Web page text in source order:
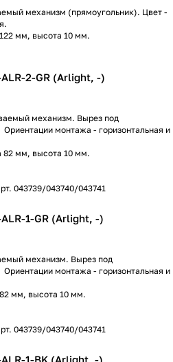
механизм (прямоугольник). Цвет -
мм, высота 10 мм.
2-GR (Arlight, -)
механизм. Вырез под
монтажа - горизонтальная и
82 мм, высота 10 мм.
043739/043740/043741
1-GR (Arlight, -)
механизм. Вырез под
монтажа - горизонтальная и
мм, высота 10 мм.
043739/043740/043741
1-BK (Arlight, -)